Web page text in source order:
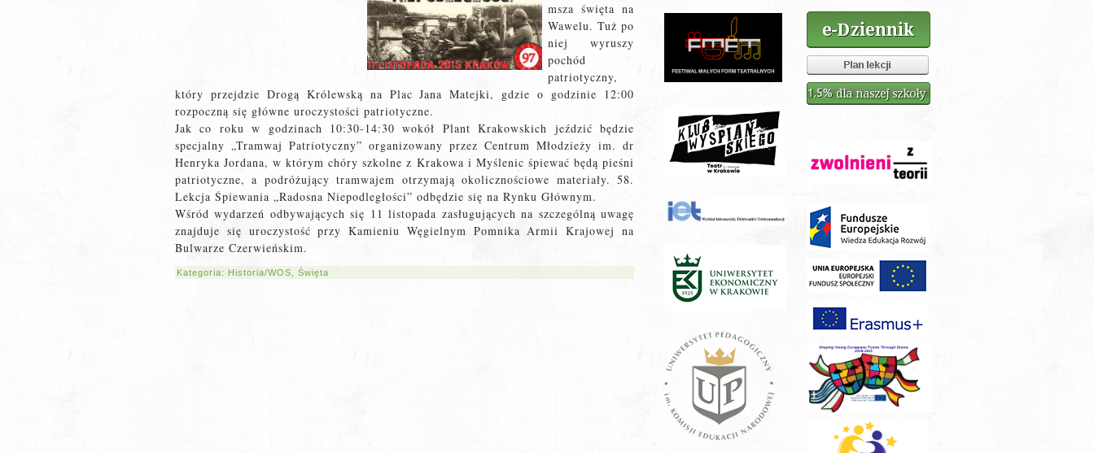
msza święta na
Wawelu. Tuż po
niej wyruszy
pochód
patriotyczny,
który przejdzie Drogą Królewską na Plac Jana Matejki, gdzie o godzinie 12:00
rozpoczną się główne uroczystości patriotyczne.
Jak co roku w godzinach 10:30-14:30 wokół Plant Krakowskich jeździć będzie
specjalny „Tramwaj Patriotyczny” organizowany przez Centrum Młodzieży im. dr
Henryka Jordana, w którym chóry szkolne z Krakowa i Myślenic śpiewać będą pieśni
patriotyczne, a podróżujący tramwajem otrzymają okolicznościowe materiały. 58.
Lekcja Śpiewania „Radosna Niepodległości” odbędzie się na Rynku Głównym.
Wśród wydarzeń odbywających się 11 listopada zasługujących na szczególną uwagę
znajduje się uroczystość przy Kamieniu Węgielnym Pomnika Armii Krajowej na
Bulwarze Czerwieńskim.
Kategoria: Historia/WOS Święta